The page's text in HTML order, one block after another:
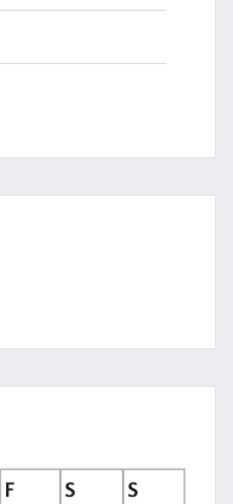
F S
S